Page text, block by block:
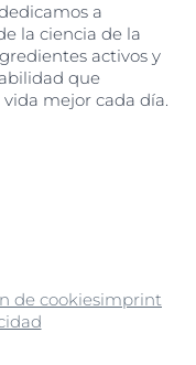
a
la ciencia de la
activos y
que
mejor cada día.
de cookiesimprint